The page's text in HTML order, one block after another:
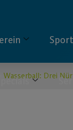
Sport
Wasserball: Drei